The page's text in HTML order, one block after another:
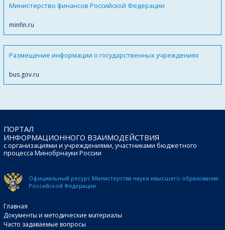
Министерство финансов Российской Федерации
minfin.ru
Размещение информации о государственных учреждениях
bus.gov.ru
ПОРТАЛ
ИНФОРМАЦИОННОГО ВЗАИМОДЕЙСТВИЯ
с организациями и учреждениями, участниками бюджетного
процесса Минобрнауки России
Официальный ресурс Министерства науки ивысшего образования
Российской Федерации
Главная
Документы и методические материалы
Часто задаваемые вопросы